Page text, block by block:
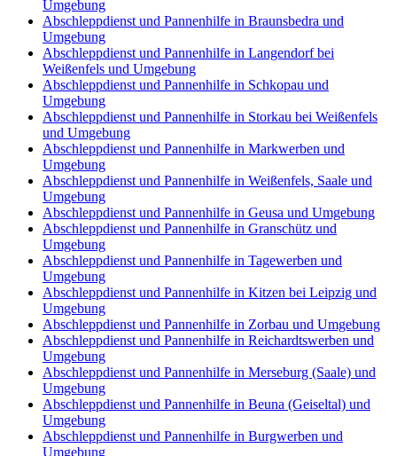
Umgebung
Abschleppdienst und Pannenhilfe in Braunsbedra und
Umgebung
Abschleppdienst und Pannenhilfe in Langendorf bei
Weißenfels und Umgebung
Abschleppdienst und Pannenhilfe in Schkopau und
Umgebung
Abschleppdienst und Pannenhilfe in Storkau bei Weißenfels
und Umgebung
Abschleppdienst und Pannenhilfe in Markwerben und
Umgebung
Abschleppdienst und Pannenhilfe in Weißenfels, Saale und
Umgebung
Abschleppdienst und Pannenhilfe in Geusa und Umgebung
Abschleppdienst und Pannenhilfe in Granschütz und
Umgebung
Abschleppdienst und Pannenhilfe in Tagewerben und
Umgebung
Abschleppdienst und Pannenhilfe in Kitzen bei Leipzig und
Umgebung
Abschleppdienst und Pannenhilfe in Zorbau und Umgebung
Abschleppdienst und Pannenhilfe in Reichardtswerben und
Umgebung
Abschleppdienst und Pannenhilfe in Merseburg (Saale) und
Umgebung
Abschleppdienst und Pannenhilfe in Beuna (Geiseltal) und
Umgebung
Abschleppdienst und Pannenhilfe in Burgwerben und
Umgebung